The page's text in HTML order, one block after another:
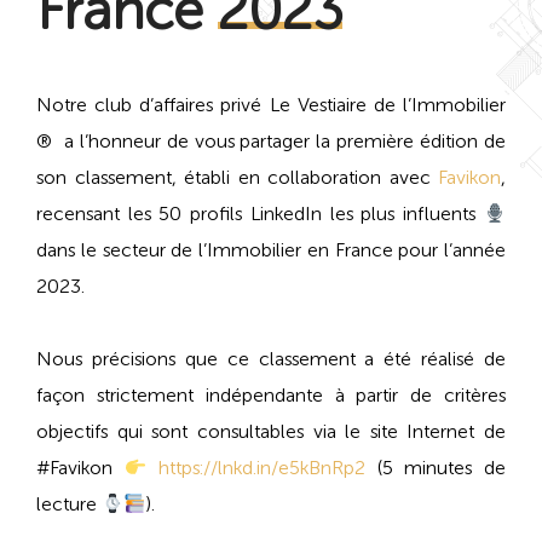
France 2023
Notre club d’affaires privé Le Vestiaire de l’Immobilier
® a l’honneur de vous partager la première édition de
son classement, établi en collaboration avec
Favikon,
recensant les 50 profils LinkedIn les plus influents
dans le secteur de l’Immobilier en France pour l’année
2023.
Nous précisions que ce classement a été réalisé de
façon strictement indépendante à partir de critères
objectifs qui sont consultables via le site Internet de
#Favikon
https://lnkd.in/e5kBnRp2 (5 minutes de
lecture
).